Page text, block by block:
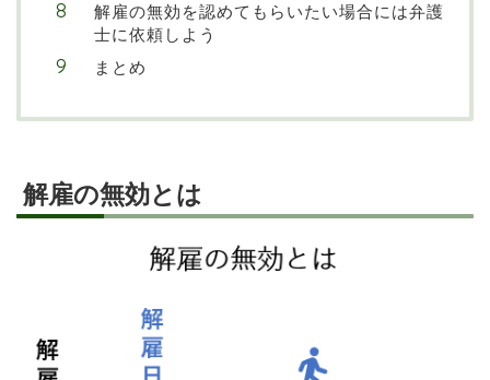
解雇の無効を認めてもらいたい場合には弁護
士に依頼しよう
まとめ
解雇の無効とは